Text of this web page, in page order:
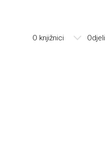
O knjižnici Odjeli